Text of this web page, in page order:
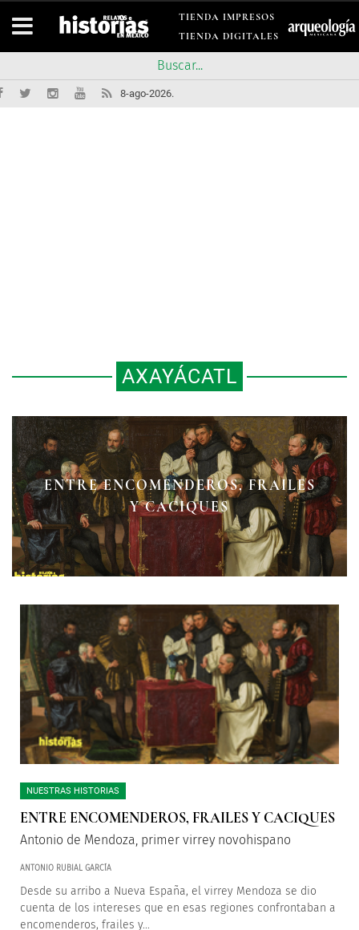
TIENDA IMPRESOS
TIENDA DIGITALES
8-ago-2026.
AXAYÁCATL
ENTRE ENCOMENDEROS, FRAILES
Y CACIQUES
NUESTRAS HISTORIAS
ENTRE ENCOMENDEROS, FRAILES Y CACIQUES
Antonio de Mendoza, primer virrey novohispano
ANTONIO RUBIAL GARCÍA
Desde su arribo a Nueva España, el virrey Mendoza se dio
cuenta de los intereses que en esas regiones confrontaban a
encomenderos, frailes y...